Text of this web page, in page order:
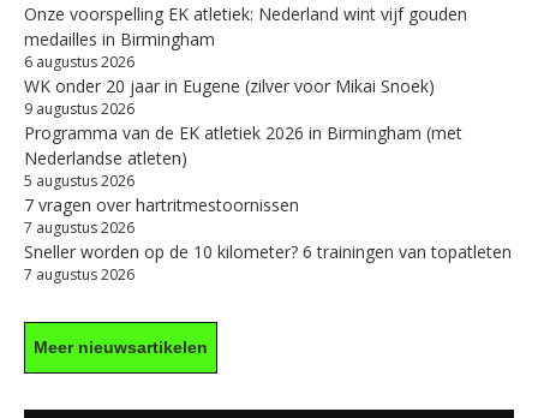
Onze voorspelling EK atletiek: Nederland wint vijf gouden
medailles in Birmingham
6 augustus 2026
WK onder 20 jaar in Eugene (zilver voor Mikai Snoek)
9 augustus 2026
Programma van de EK atletiek 2026 in Birmingham (met
Nederlandse atleten)
5 augustus 2026
7 vragen over hartritmestoornissen
7 augustus 2026
Sneller worden op de 10 kilometer? 6 trainingen van topatleten
7 augustus 2026
Meer nieuwsartikelen